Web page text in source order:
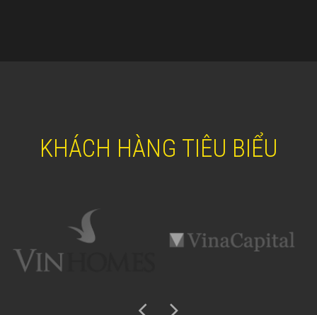
KHÁCH HÀNG TIÊU BIỂU